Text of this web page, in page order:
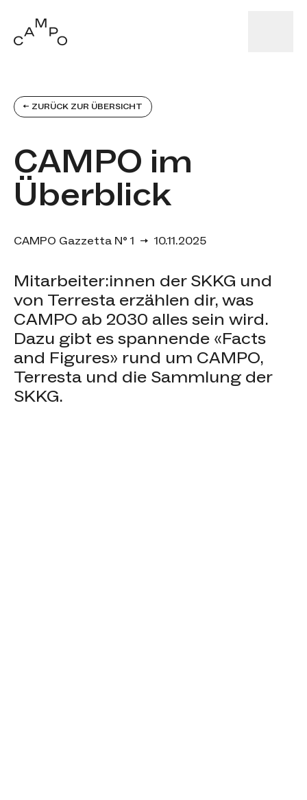
← ZURÜCK ZUR ÜBERSICHT
CAMPO im
Überblick
CAMPO Gazzetta N° 1 → 10.11.2025
Mitarbeiter:innen der SKKG und
von Terresta erzählen dir, was
CAMPO ab 2030 alles sein wird.
Dazu gibt es spannende «Facts
and Figures» rund um CAMPO,
Terresta und die Sammlung der
SKKG.